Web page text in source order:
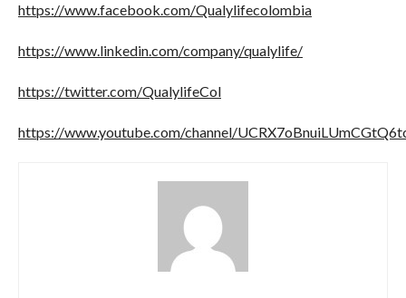
https://www.facebook.com/Qualylifecolombia
https://www.linkedin.com/company/qualylife/
https://twitter.com/QualylifeCol
https://www.youtube.com/channel/